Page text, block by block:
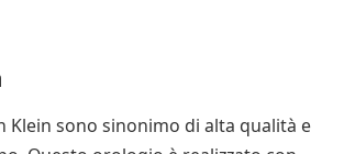
Klein sono sinonimo di alta qualità e